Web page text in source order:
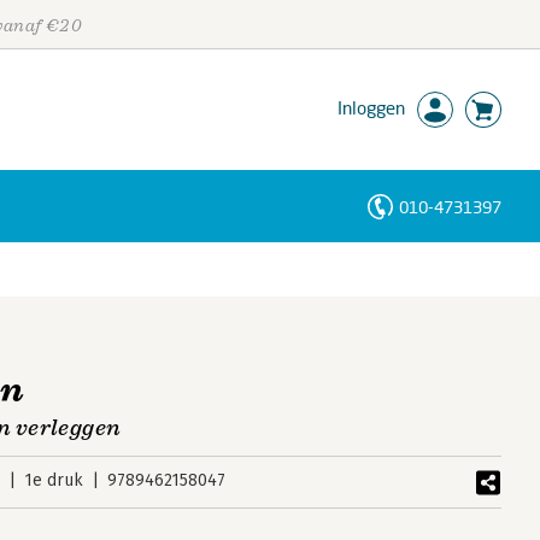
€20
Inloggen
010-4731397
verleggen
1e druk 9789462158047
Personen